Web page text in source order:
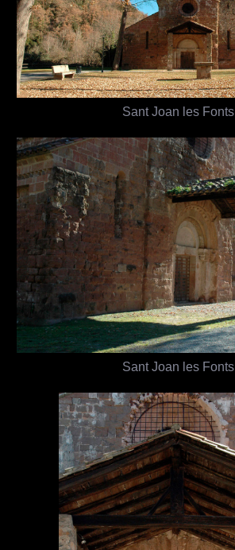
Sant Joan les Fonts
Sant Joan les Fonts